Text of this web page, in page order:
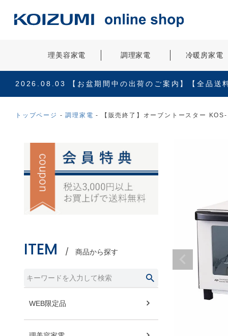
理美容家電 調理家電 冷暖房家電
2026.08.03 【お盆期間中の出荷のご案内】【全品送
トップページ 調理家電 【販売終了】オーブントースター
ITEM 商品から探す
WEB限定品